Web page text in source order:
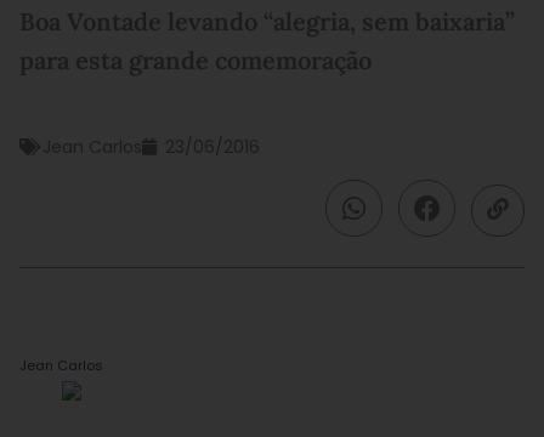
Boa Vontade levando “alegria, sem baixaria”
para esta grande comemoração
Jean Carlos 23/06/2016
Jean Carlos